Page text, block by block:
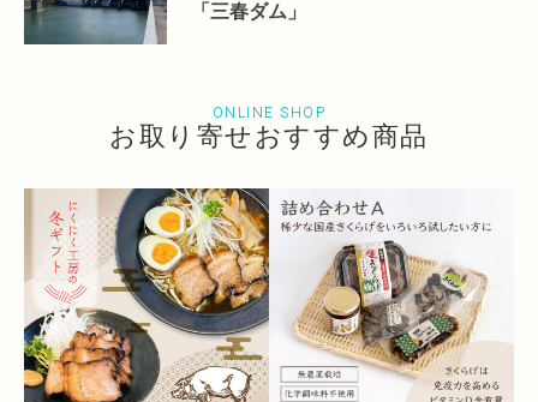
「三春ダム」
ONLINE SHOP
お取り寄せおすすめ商品